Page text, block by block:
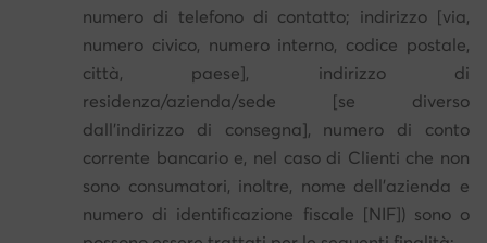
numero di telefono di contatto; indirizzo [via,
numero civico, numero interno, codice postale,
città, paese], indirizzo di
residenza/azienda/sede [se diverso
dall'indirizzo di consegna], numero di conto
corrente bancario e, nel caso di Clienti che non
sono consumatori, inoltre, nome dell'azienda e
numero di identificazione fiscale [NIF]) sono o